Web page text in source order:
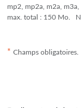
mp2, mp2a, m2a,
max. total : 150 Mo.
* Champs obligatoires.